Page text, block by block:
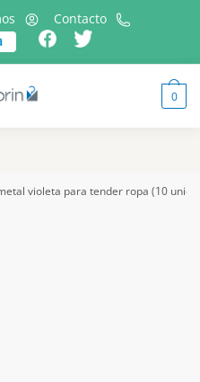
Contacto
0
violeta para tender ropa (10